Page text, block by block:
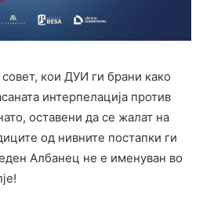
кои ДУИ ги брани како
интерпелација против
оставени да се жалат на
од нивните постапки ги
Албанец не е именуван во